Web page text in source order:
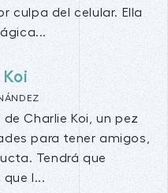
culpa del celular. Ella
Charlie Koi, un pez
para tener amigos,
Tendrá que
l...